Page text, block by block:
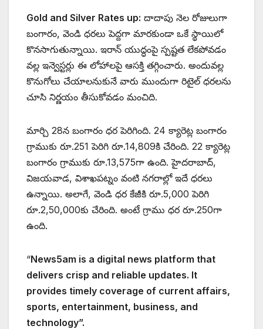
Gold and Silver Rates up: దాదాపు నెల రోజులుగా
బంగారం, వెండి ధరలు పెద్దగా మారకుండా ఒకే స్థాయిలో
కొనసాగుతున్నాయి. ఇరాన్ యుద్ధంపై స్పష్టత లేకపోవడం
వల్ల ఇన్వెస్టర్లు ఈ లోహాలపై ఆసక్తి తగ్గించారు. అందువల్ల
కొనుగోలు చేయాలనుకునే వారు ముందుగా రిటైల్ ధరలను
చూసి నిర్ణయం తీసుకోవడం మంచిది.
మార్చి 28న బంగారం ధర పెరిగింది. 24 క్యారెట్ల బంగారం
గ్రాముకు రూ.251 పెరిగి రూ.14,809కి చేరింది. 22 క్యారెట్ల
బంగారం గ్రాముకు రూ.13,575గా ఉంది. హైదరాబాద్,
విజయవాడ, విశాఖపట్నం వంటి నగరాల్లో ఇదే ధరలు
ఉన్నాయి. అలాగే, వెండి ధర కేజీకి రూ.5,000 పెరిగి
రూ.2,50,000కు చేరింది. అంటే గ్రాము ధర రూ.250గా
ఉంది.
“News5am is a digital news platform that
delivers crisp and reliable updates. It
provides timely coverage of current affairs,
sports, entertainment, business, and
technology”.